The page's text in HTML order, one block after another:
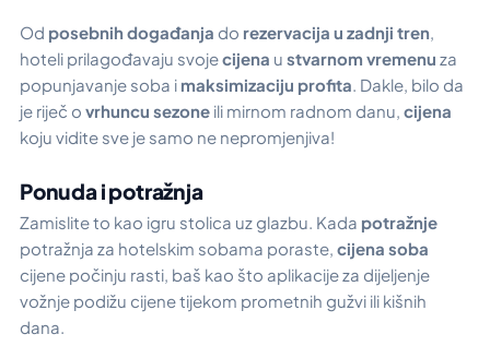
Od posebnih događanja do rezervacija u zadnji tren
hoteli prilagođavaju svojecijena u stvarnom vremenu za
popunjavanje soba i maksimizaciju profita . Dakle, bilo da
je riječ o vrhuncu sezone ili mirnom radnom danu, cijena
koju vidite sve je samo ne nepromjenjiva!
Ponuda i potražnja
Zamislite to kao igru stolica uz glazbu. Kada potražnje
potražnja za hotelskim sobama poraste, cijena soba
cijene počinju rasti, baš kao što aplikacije za dijeljenje
vožnje podižu cijene tijekom prometnih gužvi ili kišnih
dana.